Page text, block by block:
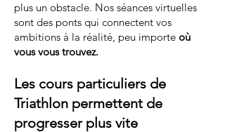
plus un obstacle. Nos séances virtuelles
sont des ponts qui connectent vos
ambitions à la réalité, peu importe où
vous vous trouvez.
Les cours particuliers de
Triathlon permettent de
progresser plus vite